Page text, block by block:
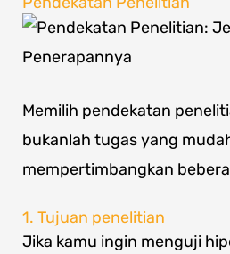
Memilih pendekatan
bukanlah tugas yang
mempertimbangkan
1. Tujuan penelitian
Jika kamu ingin menguji